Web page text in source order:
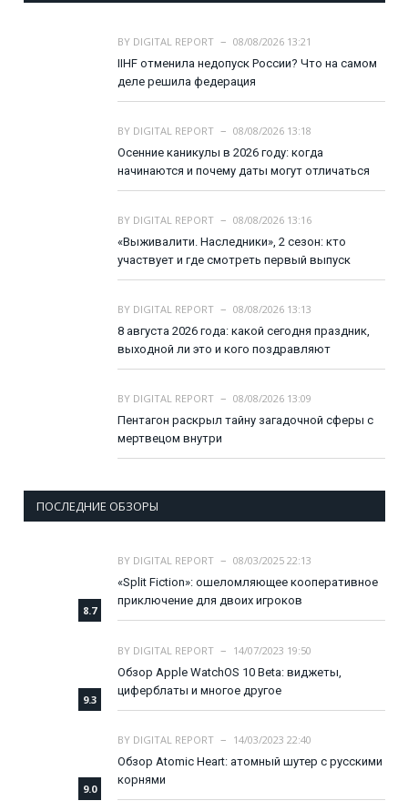
BY DIGITAL REPORT
08/08/2026 13:21
IIHF отменила недопуск России? Что на самом
деле решила федерация
BY DIGITAL REPORT
08/08/2026 13:18
Осенние каникулы в 2026 году: когда
начинаются и почему даты могут отличаться
BY DIGITAL REPORT
08/08/2026 13:16
«Выживалити. Наследники», 2 сезон: кто
участвует и где смотреть первый выпуск
BY DIGITAL REPORT
08/08/2026 13:13
8 августа 2026 года: какой сегодня праздник,
выходной ли это и кого поздравляют
BY DIGITAL REPORT
08/08/2026 13:09
Пентагон раскрыл тайну загадочной сферы с
мертвецом внутри
ПОСЛЕДНИЕ ОБЗОРЫ
8.7
BY DIGITAL REPORT
08/03/2025 22:13
«Split Fiction»: ошеломляющее кооперативное
приключение для двоих игроков
9.3
BY DIGITAL REPORT
14/07/2023 19:50
Обзор Apple WatchOS 10 Beta: виджеты,
циферблаты и многое другое
9.0
BY DIGITAL REPORT
14/03/2023 22:40
Обзор Atomic Heart: атомный шутер с русскими
корнями